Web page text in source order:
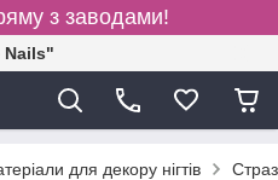
з заводами!
Nails"
для декору нігтів